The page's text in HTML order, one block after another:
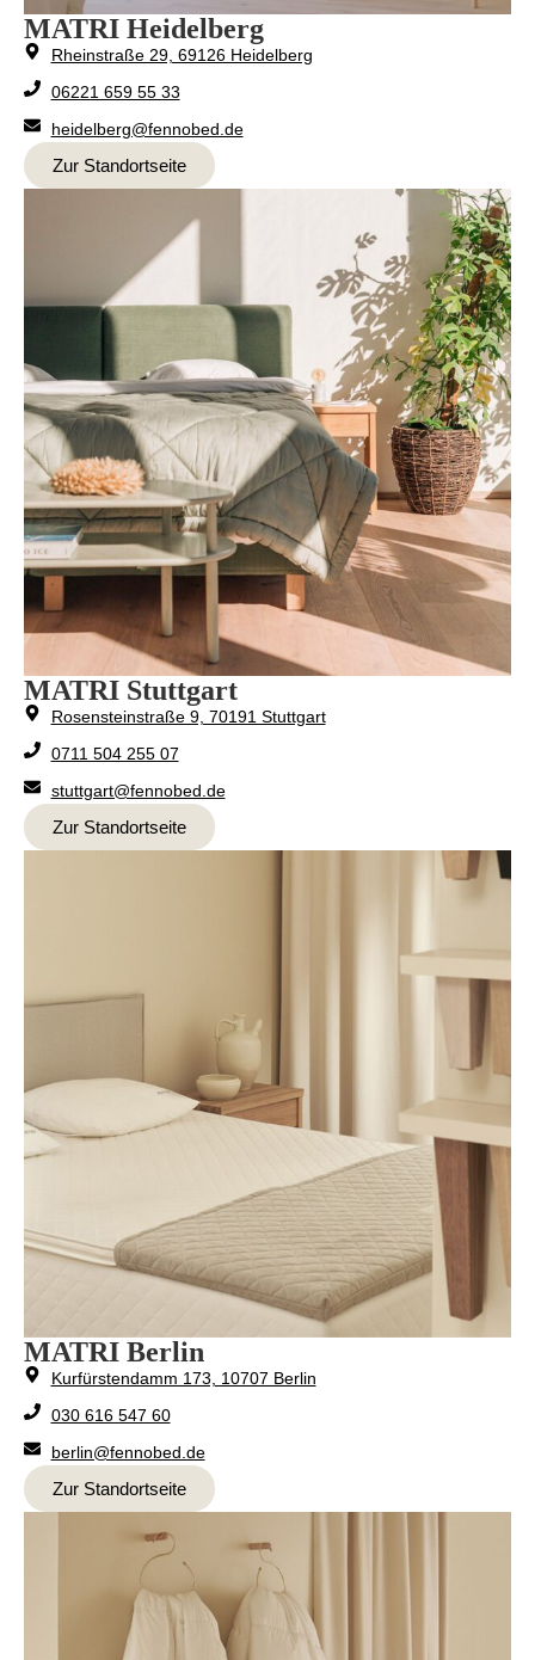
MATRI Heidelberg
Rheinstraße 29, 69126 Heidelberg
06221 659 55 33
heidelberg@fennobed.de
Zur Standortseite
MATRI Stuttgart
Rosensteinstraße 9, 70191 Stuttgart
0711 504 255 07
stuttgart@fennobed.de
Zur Standortseite
MATRI Berlin
Kurfürstendamm 173, 10707 Berlin
030 616 547 60
berlin@fennobed.de
Zur Standortseite